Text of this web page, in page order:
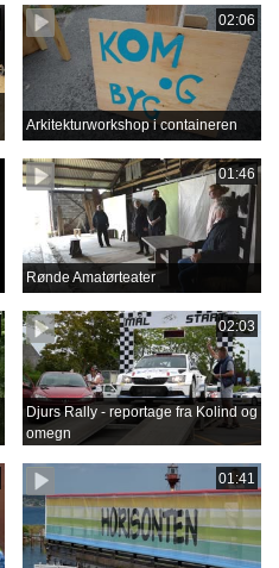
02:06
Arkitekturworkshop i containeren
01:46
Rønde Amatørteater
02:03
Djurs Rally - reportage fra Kolind og
omegn
01:41